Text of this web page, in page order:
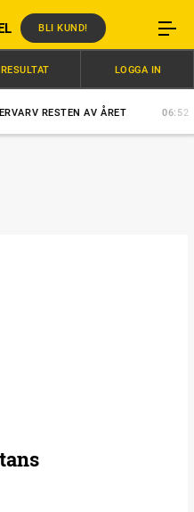
BLI KUND!
RESTEN AV ÅRET 06:52
RESULTAT LOGGA IN